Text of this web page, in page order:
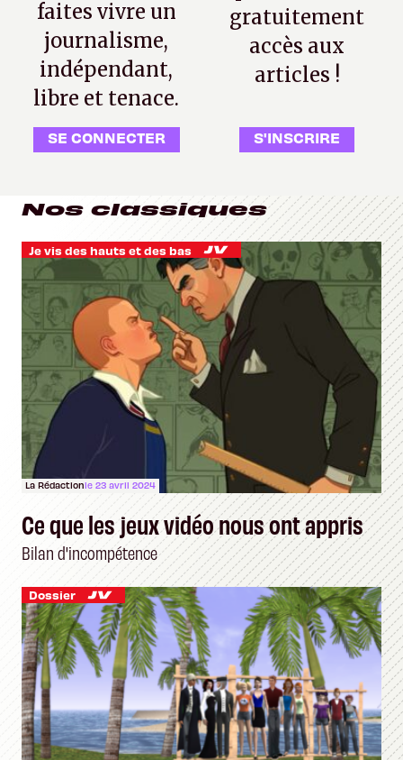
faites vivre un
journalisme,
indépendant,
libre et tenace.
SE CONNECTER
gratuitement
accès aux
articles !
S'INSCRIRE
Nos classiques
Je vis des hauts et des bas
La Rédactionle 23 avril 2024
Ce que les jeux vidéo nous ont appris
Bilan d'incompétence
Dossier